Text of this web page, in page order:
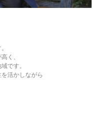
く、
です。
活かしながら